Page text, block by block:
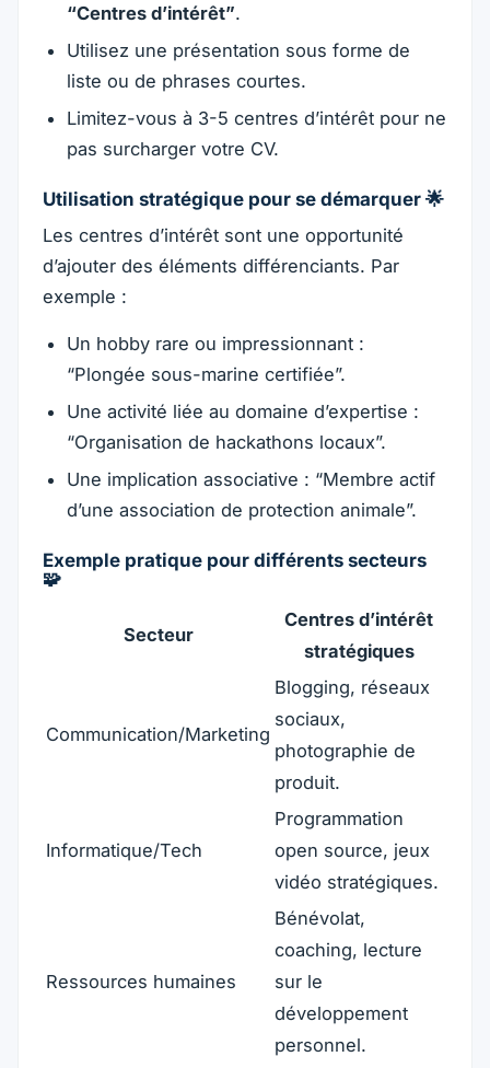
“Centres d’intérêt”.
Utilisez une présentation sous forme de
liste ou de phrases courtes.
Limitez-vous à 3-5 centres d’intérêt pour ne
pas surcharger votre CV.
Utilisation stratégique pour se démarquer 🌟
Les centres d’intérêt sont une opportunité
d’ajouter des éléments différenciants. Par
exemple :
Un hobby rare ou impressionnant :
“Plongée sous-marine certifiée”.
Une activité liée au domaine d’expertise :
“Organisation de hackathons locaux”.
Une implication associative : “Membre actif
d’une association de protection animale”.
Exemple pratique pour différents secteurs
🧩
Secteur
Centres d’intérêt
stratégiques
Communication/Marketing
Blogging, réseaux
sociaux,
photographie de
produit.
Informatique/Tech
Programmation
open source, jeux
vidéo stratégiques.
Ressources humaines
Bénévolat,
coaching, lecture
sur le
développement
personnel.